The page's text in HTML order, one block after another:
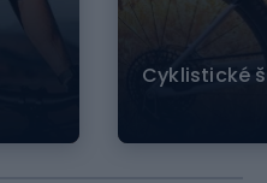
Cyklistické